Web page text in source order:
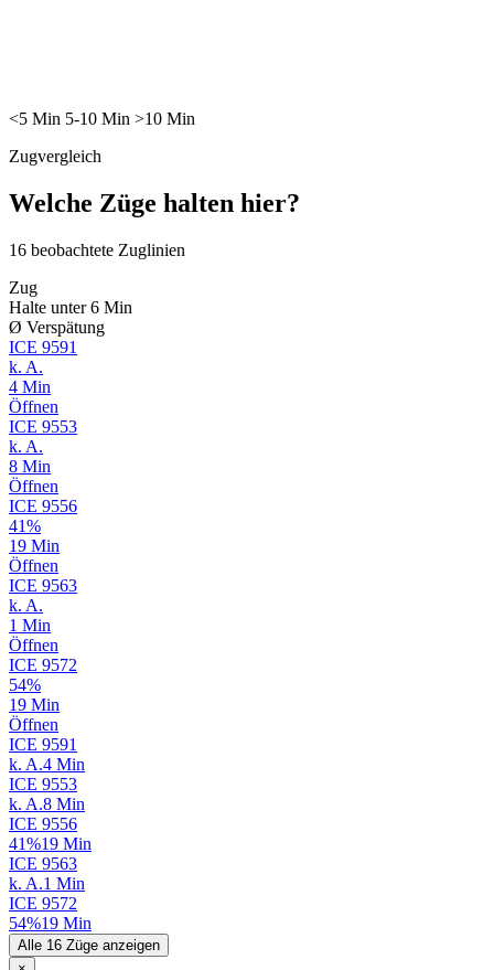
<5 Min 5-10 Min >10 Min
Zugvergleich
Welche Züge halten hier?
16 beobachtete Zuglinien
Zug
Halte unter 6 Min
Ø Verspätung
ICE 9591
k. A.
4 Min
Öffnen
ICE 9553
k. A.
8 Min
Öffnen
ICE 9556
41%
19 Min
Öffnen
ICE 9563
k. A.
1 Min
Öffnen
ICE 9572
54%
19 Min
Öffnen
ICE 9591
k. A.4 Min
ICE 9553
k. A.8 Min
ICE 9556
41%19 Min
ICE 9563
k. A.1 Min
ICE 9572
54%19 Min
Alle 16 Züge anzeigen